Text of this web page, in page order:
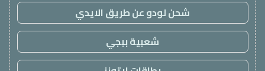
شحن لودو عن طريق الايدي
شعبية ببجي